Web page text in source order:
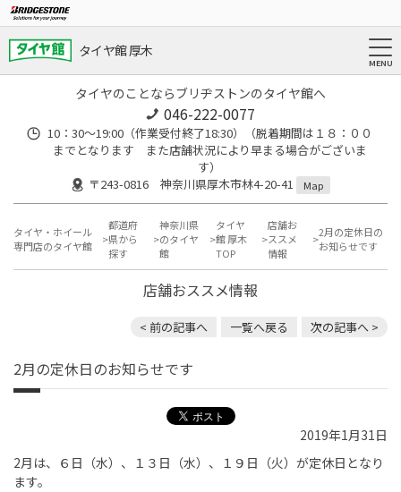
タイヤ館 厚木
タイヤのことならブリヂストンのタイヤ館へ
046-222-0077
10：30～19:00（作業受付終了18:30）（脱着期間は１８：００
までとなります また店舗状況により早まる場合がございま
す）
〒243-0816 神奈川県厚木市林4-20-41
Map
タイヤ・ホイール
専門店のタイヤ館
都道府
県から
探す
神奈川県
のタイヤ
館
タイヤ
館 厚木
TOP
店舗お
ススメ
情報
2月の定休日の
お知らせです
店舗おススメ情報
< 前の記事へ 一覧へ戻る 次の記事へ >
2月の定休日のお知らせです
2019年1月31日
2月は、６日（水）、１３日（水）、１９日（火）が定休日となり
ます。